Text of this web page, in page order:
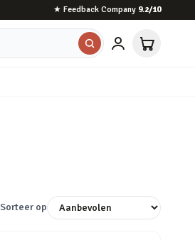
★ Feedback Company 9.2/10
Sorteer op